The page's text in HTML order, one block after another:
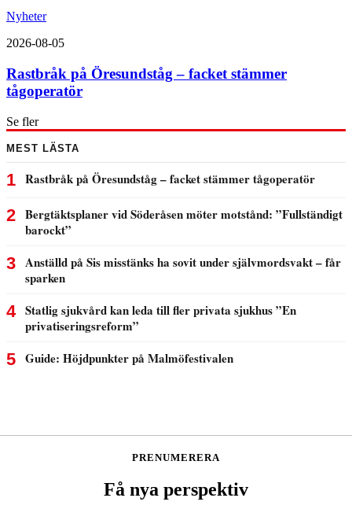
Nyheter
2026-08-05
Rastbråk på Öresundståg – facket stämmer
tågoperatör
Se fler
PRENUMERERA
Få nya perspektiv